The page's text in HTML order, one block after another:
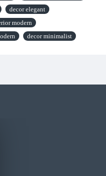
decor elegant
modern
decor minimalist